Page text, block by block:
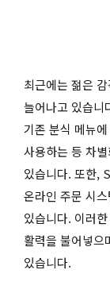
최근에는 젊은
늘어나고 있습니
기존 분식 메뉴
사용하는 등 차
있습니다. 또한,
온라인 주문 시
있습니다. 이러
활력을 불어넣으
있습니다.